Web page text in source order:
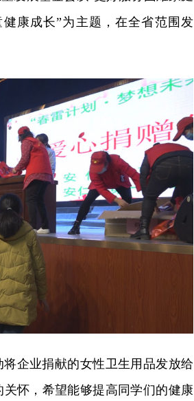
康成长”为主题，在全省范围发
企业捐献的女性卫生用品发放给
怀，希望能够提高同学们的健康